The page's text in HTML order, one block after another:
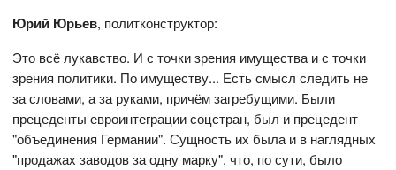
Юрий Юрьев, политконструктор:
Это всё лукавство. И с точки зрения имущества и с точки
зрения политики. По имуществу... Есть смысл следить не
за словами, а за руками, причём загребущими. Были
прецеденты евроинтеграции соцстран, был и прецедент
"объединения Германии". Сущность их была и в наглядных
"продажах заводов за одну марку", что, по сути, было